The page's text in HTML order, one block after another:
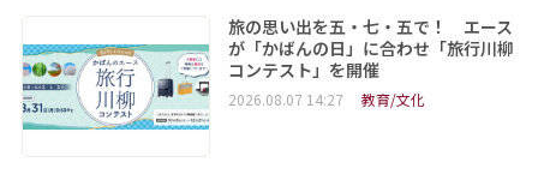
旅の思い出を五・七・五で！ エース
が「かばんの日」に合わせ「旅行川柳
コンテスト」を開催
2026.08.07 14:27 教育/文化